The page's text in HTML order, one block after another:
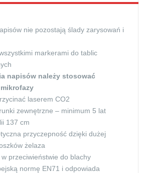
nie pozostają ślady zarysowań i
markerami do tablic
napisów należy stosować
laserem CO2
zewnętrzne – minimum 5 lat
137 cm
przyczepność dzięki dużej
żelaza
przeciwieństwie do blachy
normę EN71 i odpowiada